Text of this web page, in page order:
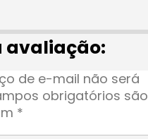
avaliação:
de e-mail não será
obrigatórios são
*